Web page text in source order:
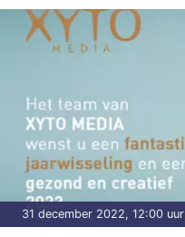
31 december 2022, 12:00 uur